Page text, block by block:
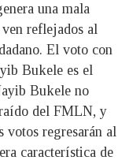
una mala
reflejados al
El voto con
Bukele es el
Bukele no
del FMLN, y
votos regresarán al
característica de